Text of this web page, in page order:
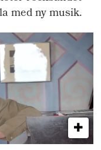
med ny musik.